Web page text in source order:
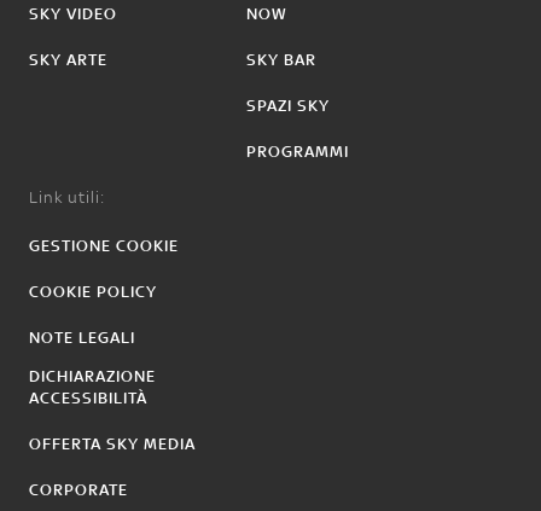
SKY VIDEO
SKY ARTE
NOW
SKY BAR
SPAZI SKY
PROGRAMMI
Link utili:
GESTIONE COOKIE
COOKIE POLICY
NOTE LEGALI
DICHIARAZIONE
ACCESSIBILITÀ
OFFERTA SKY MEDIA
CORPORATE